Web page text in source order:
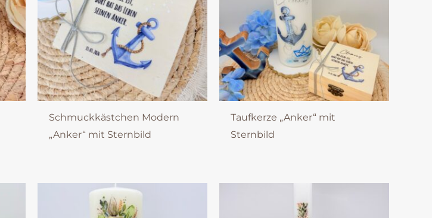
Schmuckkästchen Modern
„Anker“ mit Sternbild
Taufkerze „Anker“ mit
Sternbild